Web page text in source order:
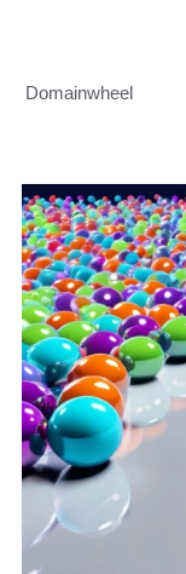
Domainwheel